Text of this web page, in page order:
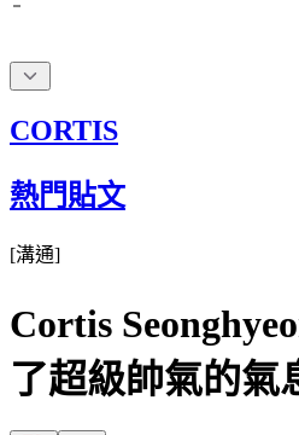
CORTIS
熱門貼文
[溝通]
Cortis
了超級帥氣的氣